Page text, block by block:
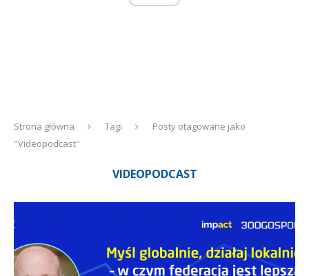
Strona główna Tagi
Posty otagowane jako
"Videopodcast"
VIDEOPODCAST